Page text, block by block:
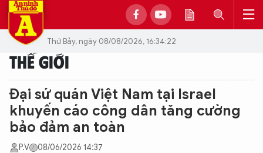
Thứ Bảy, ngày 08/08/2026, 16:34:22
THẾ GIỚI
Đại sứ quán Việt Nam tại Israel
khuyến cáo công dân tăng cường
bảo đảm an toàn
P.V 08/06/2026 14:37